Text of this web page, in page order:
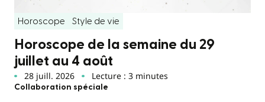
Horoscope Style de vie
Horoscope de la semaine du 29
juillet au 4 août
28 juill. 2026 Lecture : 3 minutes
Collaboration spéciale